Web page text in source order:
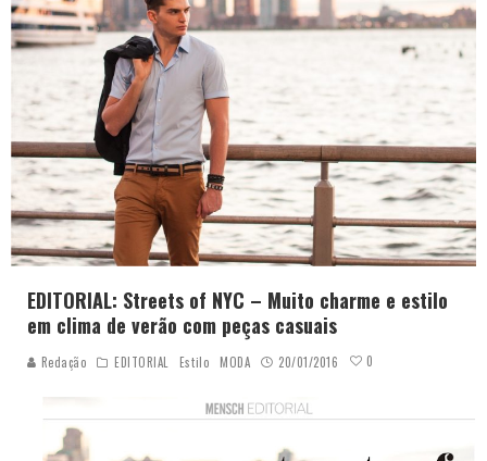
EDITORIAL: Streets of NYC – Muito charme e estilo
em clima de verão com peças casuais
Redação EDITORIAL Estilo MODA 20/01/2016 0